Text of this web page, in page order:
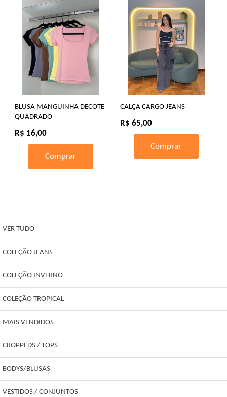
BLUSA MANGUINHA DECOTE
QUADRADO
R$ 16,00
Comprar
CALÇA CARGO JEANS
R$ 65,00
Comprar
VER TUDO
COLEÇÃO JEANS
COLEÇÃO INVERNO
COLEÇÃO TROPICAL
MAIS VENDIDOS
CROPPEDS / TOPS
BODYS/BLUSAS
VESTIDOS / CONJUNTOS